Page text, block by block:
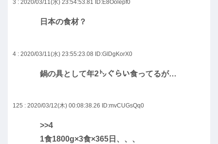
3 : 2020/03/11(水) 23:54:53.81 ID:E8Oolepf0
日本の食材？
4 : 2020/03/11(水) 23:55:23.08 ID:GlDgKorX0
鍋の具として年2㌧ぐらい食ってるが…
125 : 2020/03/12(木) 00:08:38.26 ID:mvCUGsQq0
>>4
1食1800g×3食×365日、、、